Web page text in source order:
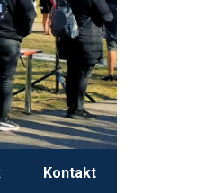
Kontakt